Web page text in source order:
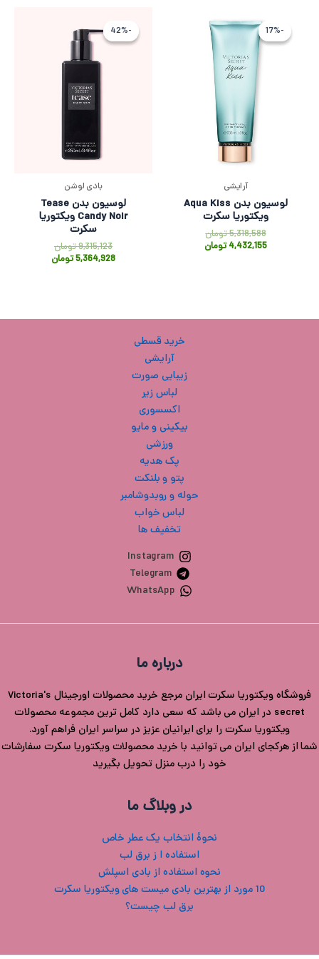
-17%-17%
آرایشی
لوسیون بدن Aqua Kiss
ویکتوریا سکرت
5,318,588تومان
4,432,155تومان
-42%-42%
بادی لوشن
لوسیون بدن Tease
Candy Noir ویکتوریا
سکرت
9,315,123تومان
5,364,928تومان
خرید قسطی
آرایشی
زیبایی صورت
لباس زیر
اکسسوری
بیکینی و مایو
ورزشی
پک هدیه
پتو و بلنکت
حوله و روبدوشامبر
لباس خواب
تخفیف ها
Instagram
Telegram
WhatsApp
درباره ما
فروشگاه ویکتوریا سکرت ایران مرجع خرید محصولات اورجینال Victoria's
secret در ایران می باشد که سعی دارد کامل ترین مجموعه محصولات
ویکتوریا سکرت را برای ایرانیان عزیز در سراسر ایران فراهم آورد.
شما از هرکجای ایران می توانید با خرید محصولات ویکتوریا سکرت سفارشات
خود را درب منزل تحویل بگیرید
در وبلاگ ما
نحوۀ انتخاب یک عطر خاص
استفاده ا ز برق لب
نحوه استفاده از بادی اسپلش
10 مورد از بهترین بادی میست های ویکتوریا سکرت
برق لب چیست؟